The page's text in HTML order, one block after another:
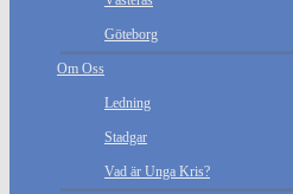
Göteborg
Om Oss
Ledning
Stadgar
Vad är Unga Kris?